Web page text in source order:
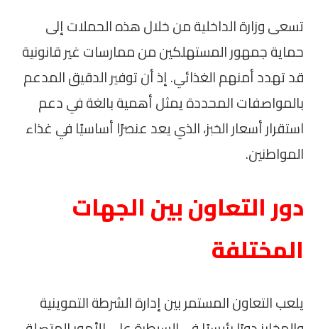
تسعى وزارة الداخلية من خلال هذه الحملات إلى
حماية جمهور المستهلكين من ممارسات غير قانونية
قد تهدد أمنهم الغذائي. إذ أن توفير الدقيق المدعم
بالمواصفات المحددة يمثل أهمية بالغة في دعم
استقرار أسعار الخبز، الذي يعد عنصرًا أساسيًا في غذاء
المواطنين.
دور التعاون بين الجهات
المختلفة
يلعب التعاون المستمر بين إدارة الشرطة التموينية